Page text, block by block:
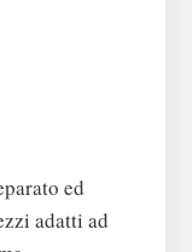
ed
adatti ad